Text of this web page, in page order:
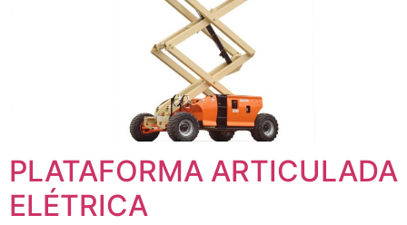
PLATAFORMA ARTICULADA
ELÉTRICA